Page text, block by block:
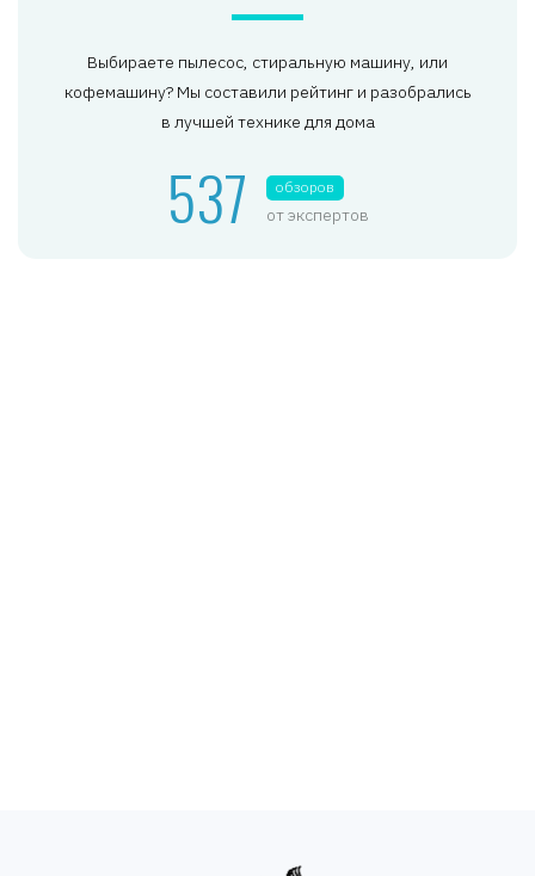
Выбираете пылесос, стиральную машину, или
кофемашину? Мы составили рейтинг и разобрались
в лучшей технике для дома
537 обзоров
от экспертов